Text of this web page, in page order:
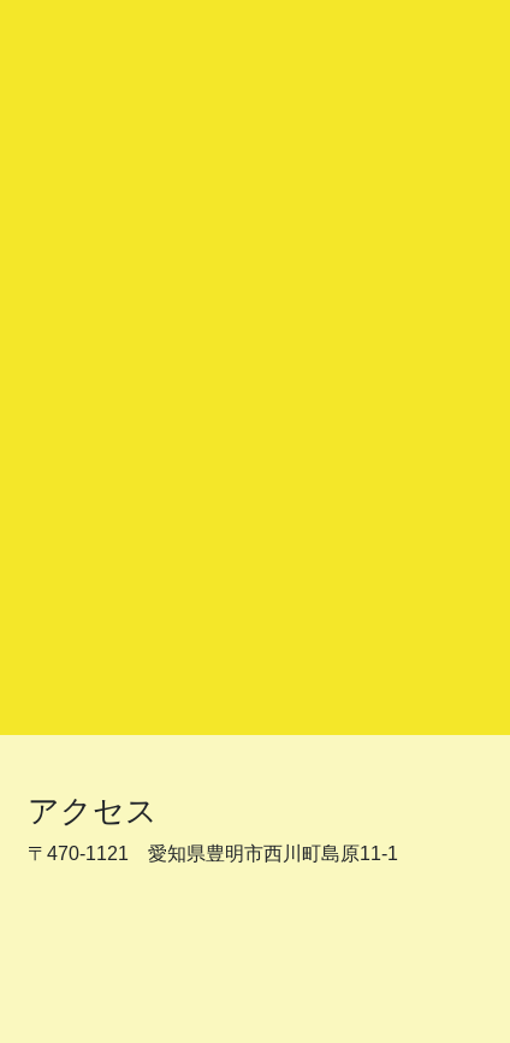
アクセス
〒470-1121 愛知県豊明市西川町島原11-1